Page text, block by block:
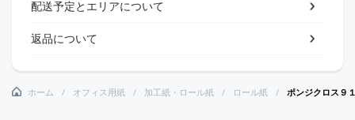
配送予定とエリアについて
返品について
ホーム オフィス用紙 加工紙・ロール紙 ロール紙 ポンジクロス９